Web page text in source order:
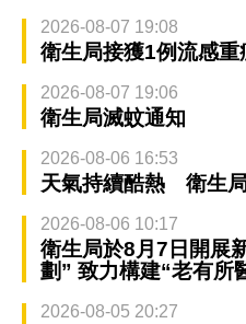
2026-08-07 19:08
衛生局接獲1例流感重
2026-08-07 19:06
衛生局滅蚊通知
2026-08-06 16:53
天氣持續酷熱 衛生
2026-08-06 10:17
衛生局於8月7日開展
劃” 致力構建“老有所
2026-08-05 20:27